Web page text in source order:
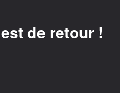
de retour !